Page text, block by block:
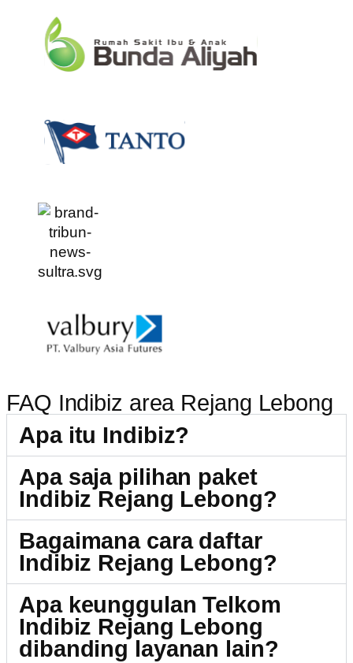
FAQ Indibiz area Rejang Lebong
Apa itu Indibiz?
Apa saja pilihan paket
Indibiz Rejang Lebong?
Bagaimana cara daftar
Indibiz Rejang Lebong?
Apa keunggulan Telkom
Indibiz Rejang Lebong
dibanding layanan lain?